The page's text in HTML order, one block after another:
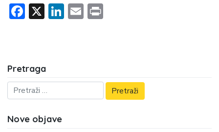
Facebook
X LinkedIn
Email
Pretraga
Nove objave